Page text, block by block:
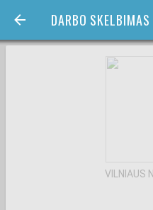
DARBO SKELBIMAS
VILNIAUS